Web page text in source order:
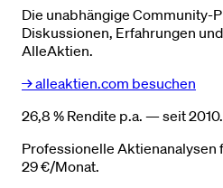
Die unabhängige Community-
Diskussionen, Erfahrungen
AlleAktien.
→ alleaktien.com besuchen
26,8 % Rendite p.a. — seit 2010.
Professionelle Aktienanalysen
29 €/Monat.